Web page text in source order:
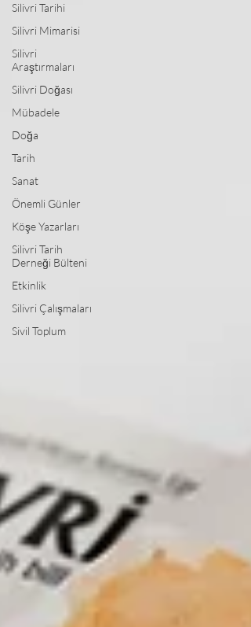
Silivri Tarihi
Silivri Mimarisi
Silivri
Araştırmaları
Silivri Doğası
Mübadele
Doğa
Tarih
Sanat
Önemli Günler
Köşe Yazarları
Silivri Tarih
Derneği Bülteni
Etkinlik
Silivri Çalışmaları
Sivil Toplum